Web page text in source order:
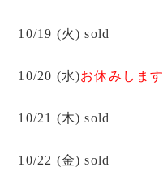
10/19 (火) sold
10/20 (水)お休みします
10/21 (木) sold
10/22 (金) sold